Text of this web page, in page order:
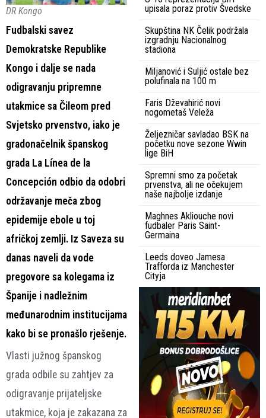
DR Kongo
Fudbalski savez
Demokratske Republike
Kongo i dalje se nada
odigravanju pripremne
utakmice sa Čileom pred
Svjetsko prvenstvo, iako je
gradonačelnik španskog
grada La Línea de la
Concepción odbio da odobri
održavanje meča zbog
epidemije ebole u toj
afričkoj zemlji. Iz Saveza su
danas naveli da vode
pregovore sa kolegama iz
Španije i nadležnim
međunarodnim institucijama
kako bi se pronašlo rješenje.
Vlasti južnog španskog
grada odbile su zahtjev za
odigravanje prijateljske
utakmice, koja je zakazana za
upisala poraz protiv Švedske
Skupština NK Čelik podržala
izgradnju Nacionalnog
stadiona
Miljanović i Suljić ostale bez
polufinala na 100 m
Faris Dževahirić novi
nogometaš Veleža
Željezničar savladao BSK na
početku nove sezone Wwin
lige BiH
Spremni smo za početak
prvenstva, ali ne očekujem
naše najbolje izdanje
Maghnes Akliouche novi
fudbaler Paris Saint-
Germaina
Leeds doveo Jamesa
Trafforda iz Manchester
Cityja